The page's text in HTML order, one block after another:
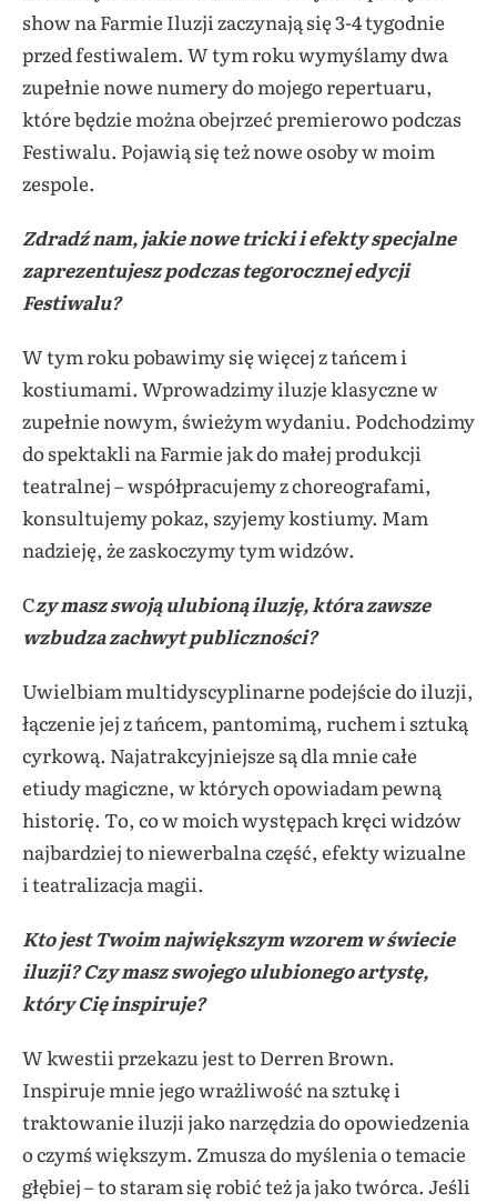
show na Farmie Iluzji zaczynają się 3-4 tygodnie
przed festiwalem. W tym roku wymyślamy dwa
zupełnie nowe numery do mojego repertuaru,
które będzie można obejrzeć premierowo podczas
Festiwalu. Pojawią się też nowe osoby w moim
zespole.
Zdradź nam, jakie nowe tricki i efekty specjalne
zaprezentujesz podczas tegorocznej edycji
Festiwalu?
W tym roku pobawimy się więcej z tańcem i
kostiumami. Wprowadzimy iluzje klasyczne w
zupełnie nowym, świeżym wydaniu. Podchodzimy
do spektakli na Farmie jak do małej produkcji
teatralnej – współpracujemy z choreografami,
konsultujemy pokaz, szyjemy kostiumy. Mam
nadzieję, że zaskoczymy tym widzów.
Czy masz swoją ulubioną iluzję, która zawsze
wzbudza zachwyt publiczności?
Uwielbiam multidyscyplinarne podejście do iluzji,
łączenie jej z tańcem, pantomimą, ruchem i sztuką
cyrkową. Najatrakcyjniejsze są dla mnie całe
etiudy magiczne, w których opowiadam pewną
historię. To, co w moich występach kręci widzów
najbardziej to niewerbalna część, efekty wizualne
i teatralizacja magii.
Kto jest Twoim największym wzorem w świecie
iluzji? Czy masz swojego ulubionego artystę,
który Cię inspiruje?
W kwestii przekazu jest to Derren Brown.
Inspiruje mnie jego wrażliwość na sztukę i
traktowanie iluzji jako narzędzia do opowiedzenia
o czymś większym. Zmusza do myślenia o temacie
głębiej – to staram się robić też ja jako twórca. Jeśli